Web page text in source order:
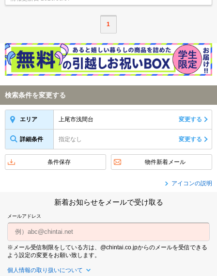
1
検索条件を変更する
エリア 上尾市浅間台 変更する
詳細条件 指定なし 変更する
条件保存 物件新着メール
アイコンの説明
新着お知らせをメールで受け取る
メールアドレス
※メール受信制限をしている方は、@chintai.co.jpからのメールを受信できる
よう設定の変更をお願い致します。
個人情報の取り扱いについて